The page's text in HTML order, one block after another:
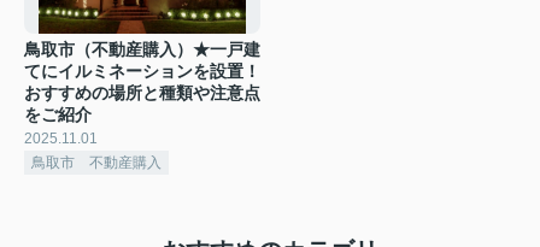
鳥取市（不動産購入）★一戸建
てにイルミネーションを設置！
おすすめの場所と種類や注意点
をご紹介
2025.11.01
鳥取市 不動産購入